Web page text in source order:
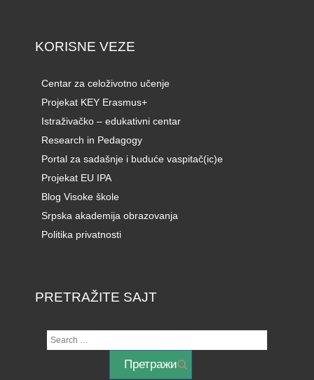
KORISNE VEZE
Centar za celoživotno učenje
Projekat KEY Erasmus+
Istraživačko – edukativni centar
Research in Pedagogy
Portal za sadašnje i buduće vaspitač(ic)e
Projekat EU IPA
Blog Visoke škole
Srpska akademija obrazovanja
Politika privatnosti
PRETRAŽITE SAJT